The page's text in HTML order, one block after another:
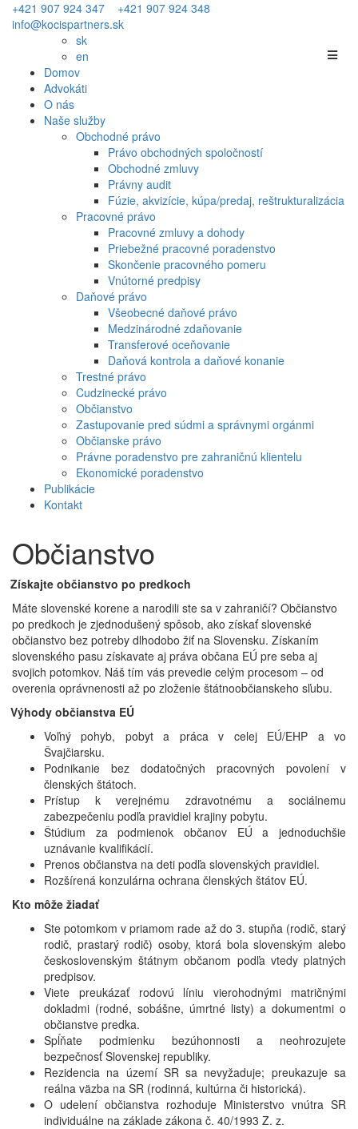
+421 907 924 347
+421 907 924 348
info@kocispartners.sk
sk
en
Domov
Advokáti
O nás
Naše služby
Obchodné právo
Právo obchodných spoločností
Obchodné zmluvy
Právny audit
Fúzie, akvizície, kúpa/predaj, reštrukturalizácia
Pracovné právo
Pracovné zmluvy a dohody
Priebežné pracovné poradenstvo
Skončenie pracovného pomeru
Vnútorné predpisy
Daňové právo
Všeobecné daňové právo
Medzinárodné zdaňovanie
Transferové oceňovanie
Daňová kontrola a daňové konanie
Trestné právo
Cudzinecké právo
Občianstvo
Zastupovanie pred súdmi a správnymi orgánmi
Občianske právo
Právne poradenstvo pre zahraničnú klientelu
Ekonomické poradenstvo
Publikácie
Kontakt
Občianstvo
Získajte občianstvo po predkoch
Máte slovenské korene a narodili ste sa v zahraničí? Občianstvo
po predkoch je zjednodušený spôsob, ako získať slovenské
občianstvo bez potreby dlhodobo žiť na Slovensku. Získaním
slovenského pasu získavate aj práva občana EÚ pre seba aj
svojich potomkov. Náš tím vás prevedie celým procesom – od
overenia oprávnenosti až po zloženie štátnoobčianskeho sľubu.
Výhody občianstva EÚ
Voľný pohyb, pobyt a práca v celej EÚ/EHP a vo
Švajčiarsku.
Podnikanie bez dodatočných pracovných povolení v
členských štátoch.
Prístup k verejnému zdravotnému a sociálnemu
zabezpečeniu podľa pravidiel krajiny pobytu.
Štúdium za podmienok občanov EÚ a jednoduchšie
uznávanie kvalifikácií.
Prenos občianstva na deti podľa slovenských pravidiel.
Rozšírená konzulárna ochrana členských štátov EÚ.
Kto môže žiadať
Ste potomkom v priamom rade až do 3. stupňa (rodič, starý
rodič, prastarý rodič) osoby, ktorá bola slovenským alebo
československým štátnym občanom podľa vtedy platných
predpisov.
Viete preukázať rodovú líniu vierohodnými matričnými
dokladmi (rodné, sobášne, úmrtné listy) a dokumentmi o
občianstve predka.
Spĺňate podmienku bezúhonnosti a neohrozujete
bezpečnosť Slovenskej republiky.
Rezidencia na území SR sa nevyžaduje; preukazuje sa
reálna väzba na SR (rodinná, kultúrna či historická).
O udelení občianstva rozhoduje Ministerstvo vnútra SR
individuálne na základe zákona č. 40/1993 Z. z.